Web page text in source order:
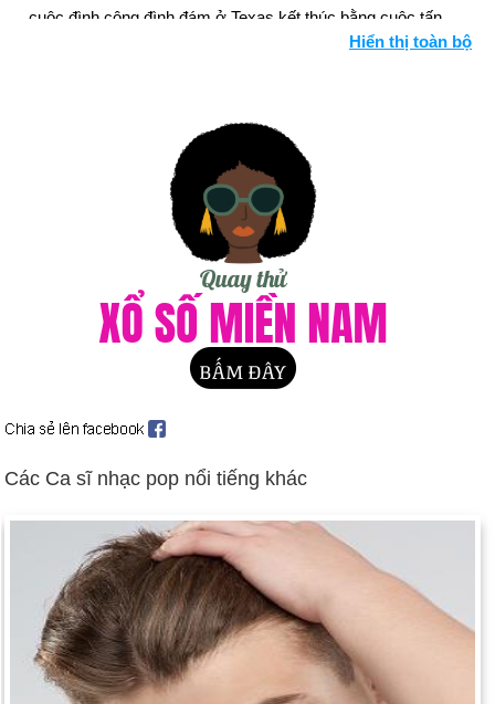
cuộc đình công đình đám ở Texas kết thúc bằng cuộc tấn
Hai sĩ quan cảnh sát bị kết án ở Los Angeles về tội dân quyền
trong vụ đánh Rodney King (ngày 17 tháng 4); kết án ngày 4
Ruth Bader Ginsburg được bổ nhiệm vào Tòa án Tối cao
Các đặc vụ Hoa Kỳ bị đổ lỗi trong cuộc vây hãm Waco, Tex.,
(ngày 1 tháng 10).
Hạ viện phê chuẩn Hiệp định Thương mại Tự do Bắc Mỹ
Clinton ký dự luật Brady quy định việc mua súng (ngày 30
Ngày sinh Ashlee Keating (9-9) trong lịch sử
Ngày 9-9 năm 1776:Quốc hội Lục địa lần thứ hai đã đổi tên
quốc gia từ "Thuộc địa thống nhất" thành "Hợp chủng quốc
Hoa Kỳ".
Ngày 9-9 năm 1850:California trở thành tiểu bang thứ 31 theo
hiến pháp của Hoa Kỳ.
Ngày 9-9 năm 1893:Con gái của Tổng thống Grover
Hiển thị toàn bộ
Các Ca sĩ nhạc pop nổi tiếng khác